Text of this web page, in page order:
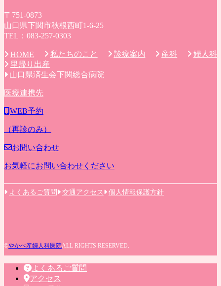
〒751-0873
山口県下関市秋根西町1-6-25
TEL：083-257-0303
HOME 私たちのこと 診療案内 産科
婦人科
里帰り出産
山口県済生会下関総合病院
医療連携先
WEB予約
（再診のみ）
お問い合わせ
お気軽にお問い合わせください
よくあるご質問 交通アクセス 個人情報保護方針
©やかべ産婦人科医院ALL RIGHTS RESERVED.
よくあるご質問
アクセス